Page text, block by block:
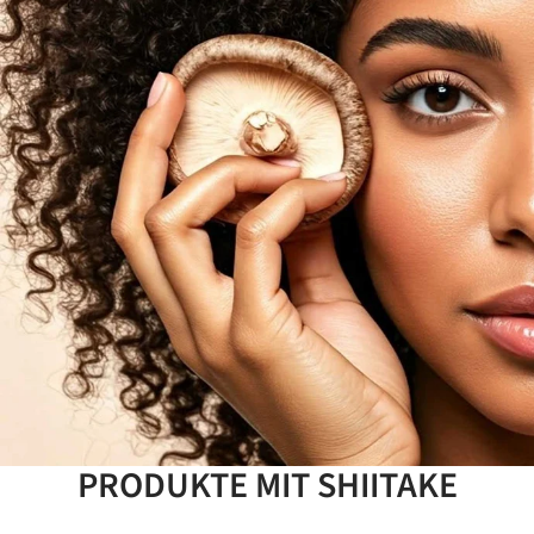
PRODUKTE MIT SHIITAKE